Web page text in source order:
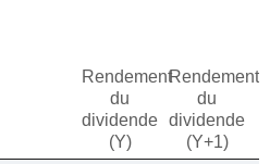
Rendement
du
dividende
(Y)
Rendement
du
dividende
(Y+1)